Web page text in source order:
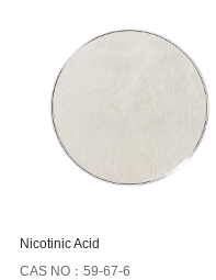
Nicotinic Acid
CAS NO：59-67-6